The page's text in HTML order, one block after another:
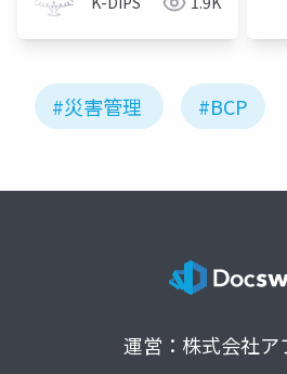
#災害管理 #BCP
運営：株式会社ア